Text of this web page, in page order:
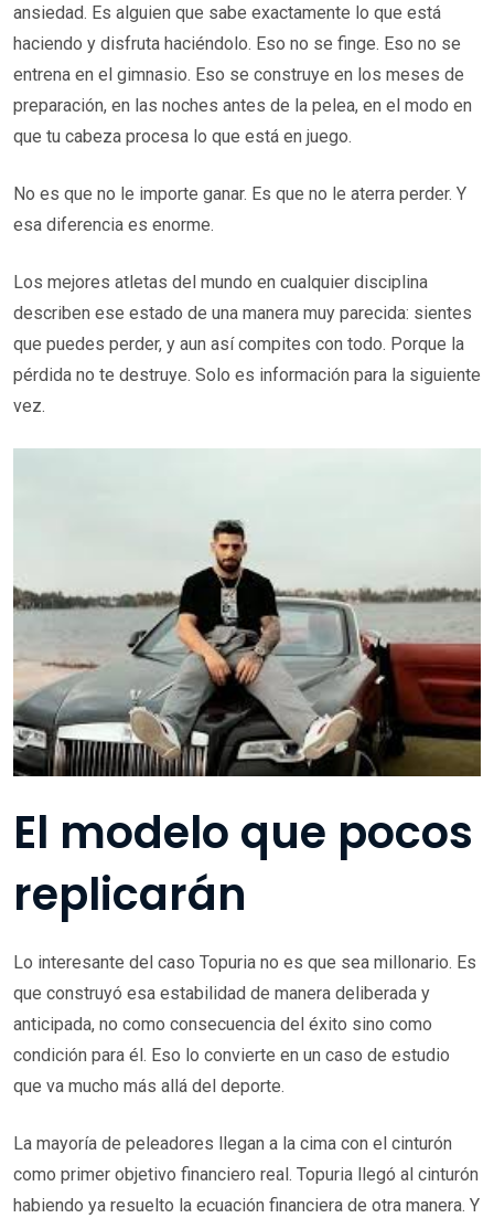
ansiedad. Es alguien que sabe exactamente lo que está
haciendo y disfruta haciéndolo. Eso no se finge. Eso no se
entrena en el gimnasio. Eso se construye en los meses de
preparación, en las noches antes de la pelea, en el modo en
que tu cabeza procesa lo que está en juego.
No es que no le importe ganar. Es que no le aterra perder. Y
esa diferencia es enorme.
Los mejores atletas del mundo en cualquier disciplina
describen ese estado de una manera muy parecida: sientes
que puedes perder, y aun así compites con todo. Porque la
pérdida no te destruye. Solo es información para la siguiente
vez.
El modelo que pocos
replicarán
Lo interesante del caso Topuria no es que sea millonario. Es
que construyó esa estabilidad de manera deliberada y
anticipada, no como consecuencia del éxito sino como
condición para él. Eso lo convierte en un caso de estudio
que va mucho más allá del deporte.
La mayoría de peleadores llegan a la cima con el cinturón
como primer objetivo financiero real. Topuria llegó al cinturón
habiendo ya resuelto la ecuación financiera de otra manera. Y